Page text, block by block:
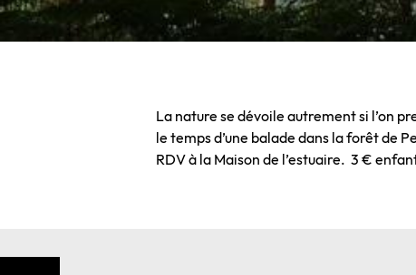
La nature se dévoile autrement si l’on
le temps d’une balade dans la forêt de
RDV à la Maison de l’estuaire. 3 €